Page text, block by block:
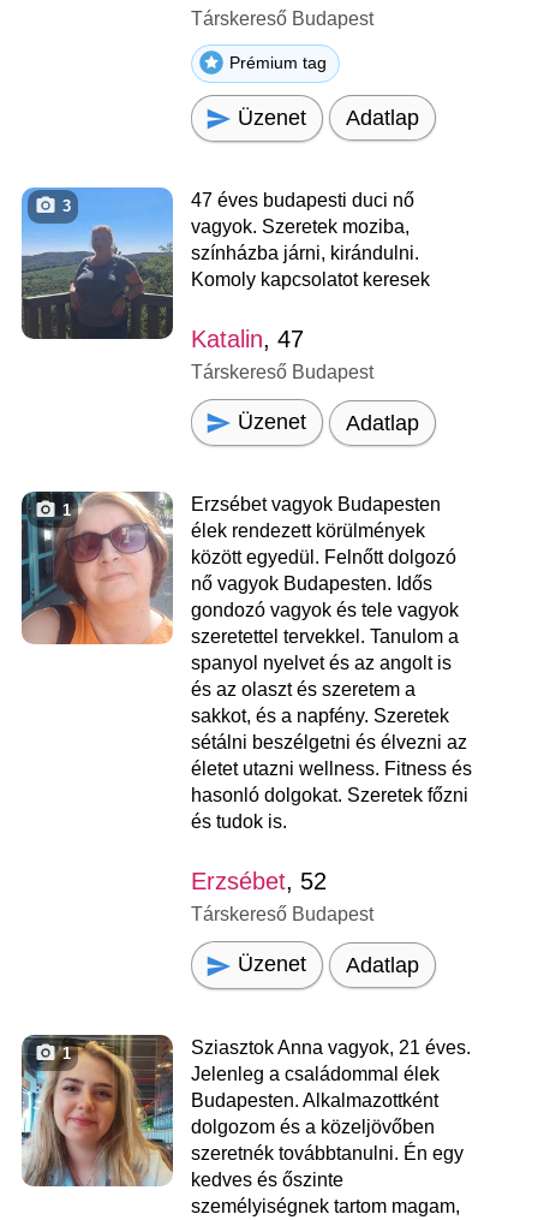
Társkereső Budapest
Prémium tag
Üzenet Adatlap
3
47 éves budapesti duci nő
vagyok. Szeretek moziba,
színházba járni, kirándulni.
Komoly kapcsolatot keresek
Katalin, 47
Társkereső Budapest
Üzenet Adatlap
1
Erzsébet vagyok Budapesten
élek rendezett körülmények
között egyedül. Felnőtt dolgozó
nő vagyok Budapesten. Idős
gondozó vagyok és tele vagyok
szeretettel tervekkel. Tanulom a
spanyol nyelvet és az angolt is
és az olaszt és szeretem a
sakkot, és a napfény. Szeretek
sétálni beszélgetni és élvezni az
életet utazni wellness. Fitness és
hasonló dolgokat. Szeretek főzni
és tudok is.
Erzsébet, 52
Társkereső Budapest
Üzenet Adatlap
1
Sziasztok Anna vagyok, 21 éves.
Jelenleg a családommal élek
Budapesten. Alkalmazottként
dolgozom és a közeljövőben
szeretnék továbbtanulni. Én egy
kedves és őszinte
személyiségnek tartom magam,